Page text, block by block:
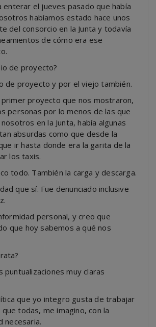
enterar el jueves pasado que había
habíamos estado hace unos
del consorcio en la Junta y todavía
de cómo era ese
de proyecto?
de proyecto y por el viejo también.
proyecto que nos mostraron,
personas por lo menos de las que
en la Junta, había algunas
absurdas como que desde la
ir hasta donde era la garita de la
los taxis.
todo. También la carga y descarga.
que sí. Fue denunciado inclusive
personal, y creo que
que hoy sabemos a qué nos
puntualizaciones muy claras
que yo integro gusta de trabajar
que todas, me imagino, con la
necesaria.